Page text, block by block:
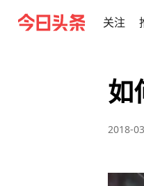
关注
如
2018-